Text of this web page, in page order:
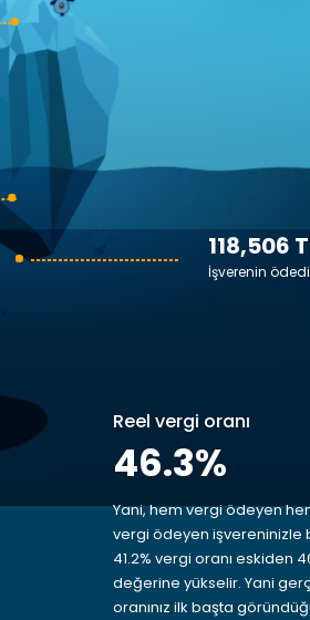
118,506
İşverenin
Reel vergi oranı
46.3%
Yani, hem vergi ödeyen
vergi ödeyen işvereninizle
41.2% vergi oranı eskiden
değerine yükselir. Yani
oranınız ilk başta